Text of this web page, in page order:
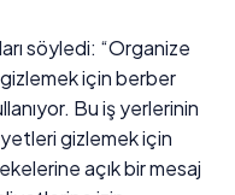
söyledi: “Organize
gizlemek için berber
Bu iş yerlerinin
gizlemek için
açık bir mesaj